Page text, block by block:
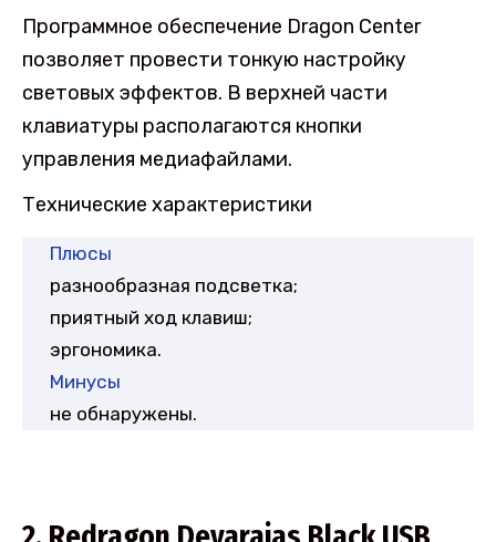
Программное обеспечение Dragon Center
позволяет провести тонкую настройку
световых эффектов. В верхней части
клавиатуры располагаются кнопки
управления медиафайлами.
Технические характеристики
Плюсы
разнообразная подсветка;
приятный ход клавиш;
эргономика.
Минусы
не обнаружены.